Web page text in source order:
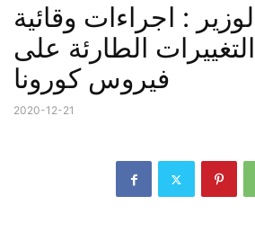
: اجراءات وقائية
الطارئة على
فيروس كورونا
2020-12-21